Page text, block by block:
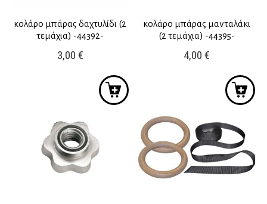
κολάρο μπάρας δαχτυλίδι (2
τεμάχια) -44392-
3,00 €
κολάρο μπάρας μανταλάκι
(2 τεμάχια) -44395-
4,00€